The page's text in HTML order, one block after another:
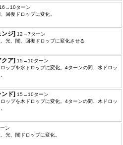
ターン
回復ドロップに変化。
ジ] 12→7ターン
光、闇、回復ドロップに変化させる
ア] 15→10ターン
ップを水ドロップに変化。4ターンの間、水ドロッ
ド] 15→10ターン
ップを木ドロップに変化。4ターンの間、木ドロッ
ン
光、闇ドロップに変化。